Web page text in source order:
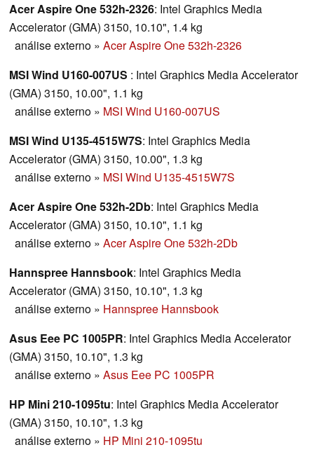
Acer Aspire One 532h-2326: Intel Graphics Media
Accelerator (GMA) 3150, 10.10", 1.4 kg
análise externo » Acer Aspire One 532h-2326
MSI Wind U160-007US : Intel Graphics Media Accelerator
(GMA) 3150, 10.00", 1.1 kg
análise externo » MSI Wind U160-007US
MSI Wind U135-4515W7S: Intel Graphics Media
Accelerator (GMA) 3150, 10.00", 1.3 kg
análise externo » MSI Wind U135-4515W7S
Acer Aspire One 532h-2Db: Intel Graphics Media
Accelerator (GMA) 3150, 10.10", 1.1 kg
análise externo » Acer Aspire One 532h-2Db
Hannspree Hannsbook: Intel Graphics Media
Accelerator (GMA) 3150, 10.10", 1.3 kg
análise externo » Hannspree Hannsbook
Asus Eee PC 1005PR: Intel Graphics Media Accelerator
(GMA) 3150, 10.10", 1.3 kg
análise externo » Asus Eee PC 1005PR
HP Mini 210-1095tu: Intel Graphics Media Accelerator
(GMA) 3150, 10.10", 1.3 kg
análise externo » HP Mini 210-1095tu